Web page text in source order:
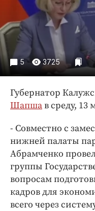
Культура
Образование
Общество
Погода
Происшествия
Спорт
Экономика и
ПРОЕКТЫ
Блоги
Издания
Медиаперсона
5 3725
Губернатор
Шапшав среду, 13
- Совместно с
нижней палаты
Абрамченко
группы
вопросам
кадров для
всего через